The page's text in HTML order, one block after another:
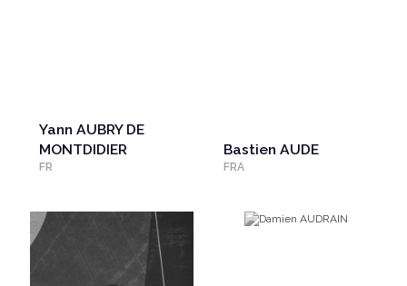
Yann AUBRY DE
MONTDIDIER
FR
Bastien AUDE
FRA